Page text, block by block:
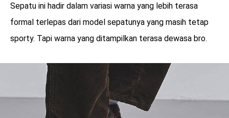
Sepatu ini hadir dalam variasi warna yang lebih terasa
formal terlepas dari model sepatunya yang masih tetap
sporty. Tapi warna yang ditampilkan terasa dewasa bro.